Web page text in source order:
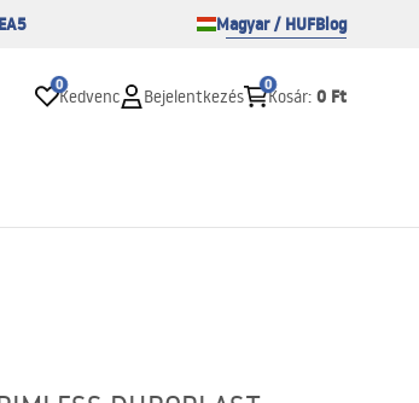
Magyar / HUFBlog
0
Kedvenc Bejelentkezés
0
Kosár: 0 Ft